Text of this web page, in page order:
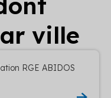
ville
RGE ABIDOS